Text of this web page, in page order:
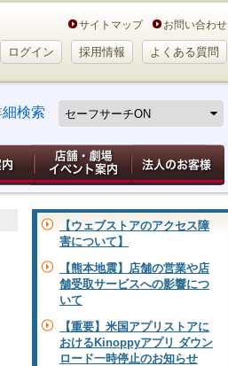
サイトマップ お問い合わせ
ログイン 採用情報 よくある質問
細検索
【ウェブストアのアクセス障
害について】
【熊本地震】店舗の営業や店
舗受取サービスへの影響につ
いて
【重要】米国アプリストアに
おけるKinoppyアプリ ダウン
ロード一時停止のお知らせ